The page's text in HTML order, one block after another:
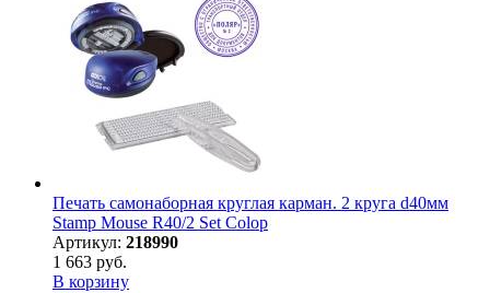
Печать самонаборная круглая карман. 2 круга d40мм
Stamp Mouse R40/2 Set Colop
Артикул: 218990
1 663 руб.
В корзину